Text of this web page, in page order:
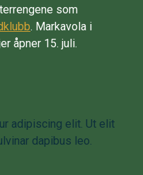
som
. Markavola i
åpner 15. juli.
adipiscing elit. Ut elit
dapibus leo.